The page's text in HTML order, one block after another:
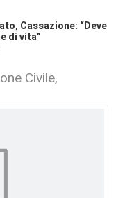
Cassazione: “Deve
di vita”
Civile